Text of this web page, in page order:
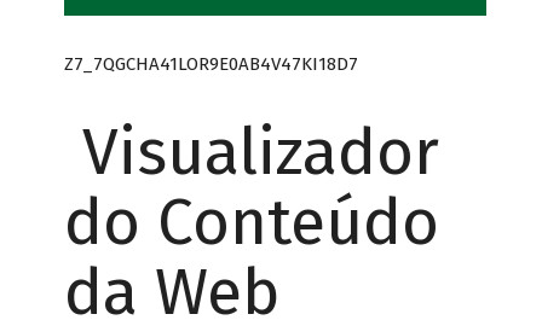
Z7_7QGCHA41LOR9E0AB4V47KI18D7
Visualizador
do Conteúdo
da Web